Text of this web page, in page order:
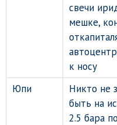
свечи
мешке,
к носу
Юпи
Никто не
быть на
2.5 бара